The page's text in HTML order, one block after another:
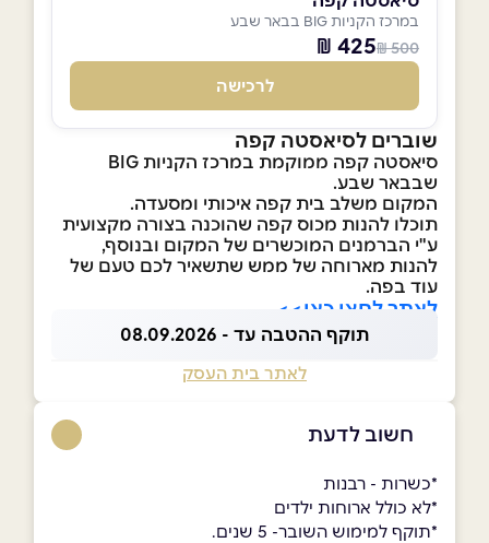
במרכז הקניות BIG בבאר שבע
500 ₪
425 ₪
לרכישה
שוברים לסיאסטה קפה
סיאסטה קפה ממוקמת במרכז הקניות BIG
שבבאר שבע.
המקום משלב בית קפה איכותי ומסעדה.
תוכלו להנות מכוס קפה שהוכנה בצורה מקצועית
ע"י הברמנים המוכשרים של המקום ובנוסף,
להנות מארוחה של ממש שתשאיר לכם טעם של
עוד בפה.
לאתר לחצו כאן>>
תוקף ההטבה עד - 08.09.2026
לאתר בית העסק
חשוב לדעת
*כשרות - רבנות
*לא כולל ארוחות ילדים
*תוקף למימוש השובר- 5 שנים.